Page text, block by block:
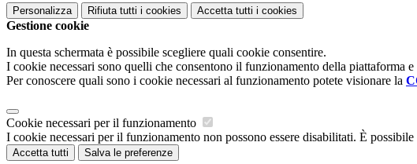
Personalizza Rifiuta tutti i cookies Accetta tutti i cookies
Gestione cookie
In questa schermata è possibile scegliere quali cookie consentire.
I cookie necessari sono quelli che consentono il funzionamento della piattaforma
Per conoscere quali sono i cookie necessari al funzionamento potete visionare la
Cookie necessari per il funzionamento
I cookie necessari per il funzionamento non possono essere disabilitati. È
Accetta tutti Salva le preferenze